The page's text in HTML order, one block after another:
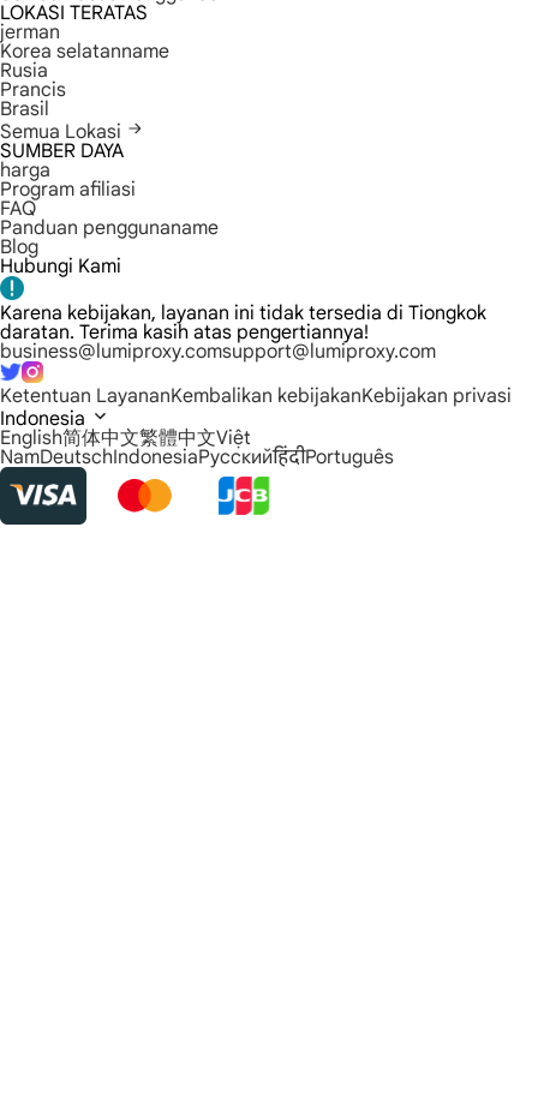
LOKASI TERATAS
jerman
Korea selatanname
Rusia
Prancis
Brasil
Semua Lokasi
SUMBER DAYA
harga
Program afiliasi
FAQ
Panduan penggunaname
Blog
Hubungi Kami
Karena kebijakan, layanan ini tidak tersedia di Tiongkok
daratan. Terima kasih atas pengertiannya!
business@lumiproxy.comsupport@lumiproxy.com
Ketentuan LayananKembalikan kebijakanKebijakan privasi
Indonesia
English简体中文繁體中文Việt
NamDeutschIndonesiaРусскийहिंदीPortuguês